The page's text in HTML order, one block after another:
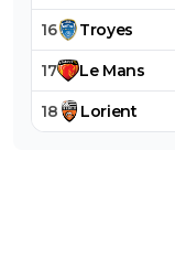
16 Troyes
17 Le Mans
18 Lorient